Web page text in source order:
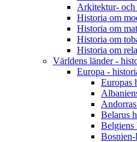
Arkitektur- och
Historia om
Historia om
Historia om
Historia om
Världens länder -
Europa -
Europas
Belarus
Belgiens
Bosnien-